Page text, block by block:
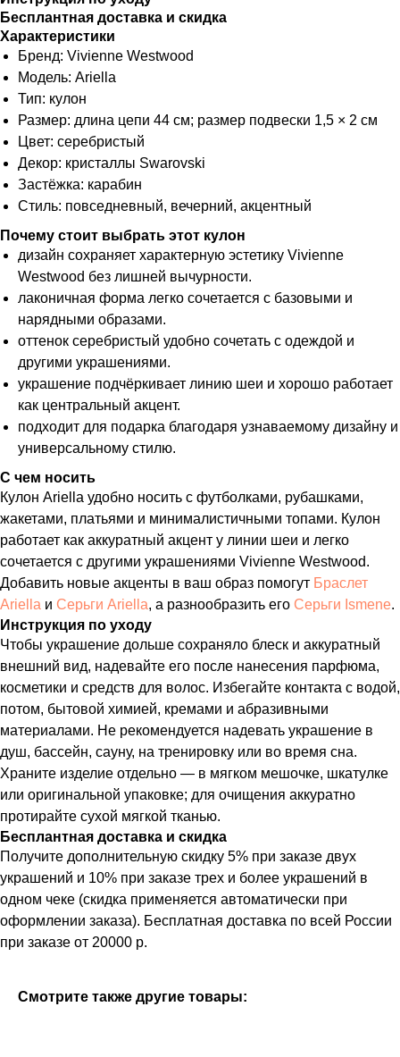
Бесплантная доставка и скидка
Характеристики
Бренд: Vivienne Westwood
Модель: Ariella
Тип: кулон
Размер: длина цепи 44 см; размер подвески 1,5 × 2 см
Цвет: серебристый
Декор: кристаллы Swarovski
Застёжка: карабин
Стиль: повседневный, вечерний, акцентный
Почему стоит выбрать этот кулон
дизайн сохраняет характерную эстетику Vivienne
Westwood без лишней вычурности.
лаконичная форма легко сочетается с базовыми и
нарядными образами.
оттенок серебристый удобно сочетать с одеждой и
другими украшениями.
украшение подчёркивает линию шеи и хорошо работает
как центральный акцент.
подходит для подарка благодаря узнаваемому дизайну и
универсальному стилю.
С чем носить
Кулон Ariella удобно носить с футболками, рубашками,
жакетами, платьями и минималистичными топами. Кулон
работает как аккуратный акцент у линии шеи и легко
сочетается с другими украшениями Vivienne Westwood.
Добавить новые акценты в ваш образ помогут Браслет
Ariella и Серьги Ariella, а разнообразить его Серьги Ismene.
Инструкция по уходу
Чтобы украшение дольше сохраняло блеск и аккуратный
внешний вид, надевайте его после нанесения парфюма,
косметики и средств для волос. Избегайте контакта с водой,
потом, бытовой химией, кремами и абразивными
материалами. Не рекомендуется надевать украшение в
душ, бассейн, сауну, на тренировку или во время сна.
Храните изделие отдельно — в мягком мешочке, шкатулке
или оригинальной упаковке; для очищения аккуратно
протирайте сухой мягкой тканью.
Бесплантная доставка и скидка
Получите дополнительную скидку 5% при заказе двух
украшений и 10% при заказе трех и более украшений в
одном чеке (скидка применяется автоматически при
оформлении заказа). Бесплатная доставка по всей России
при заказе от 20000 р.
Смотрите также другие товары: